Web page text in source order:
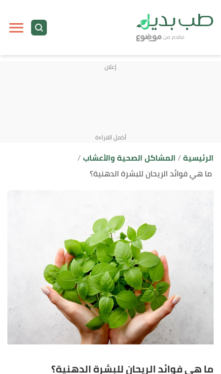
الرئيسية المشاكل الصحية والأعشاب
ما هي فوائد الريحان للبشرة الدهنية؟
ما هي فوائد الريحان للبشرة الدهنية؟